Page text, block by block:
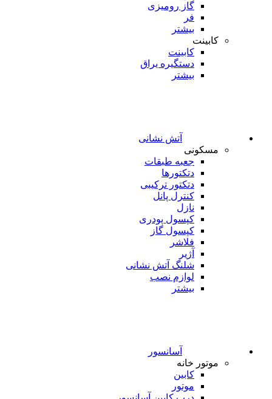
گاز رومیزی
فر
بیشتر
کابینت
کابینت
دستگیره یراق
بیشتر
آتش نشانی
مسکونی
جعبه طبقات
دتکتورها
دتکتور ترکیبی
کنترل پانل
نازل
کپسول پودری
کپسول گاز
فلاشر
آژیر
شلنگ آتش نشانی
لوازم نصب
بیشتر
آسانسور
موتور خانه
کابین
موتور